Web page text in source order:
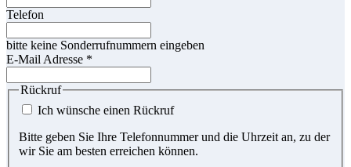
Telefon
bitte keine Sonderrufnummern eingeben
E-Mail Adresse *
Rückruf
Ich wünsche einen Rückruf
Bitte geben Sie Ihre Telefonnummer und die Uhrzeit an, zu der
wir Sie am besten erreichen können.